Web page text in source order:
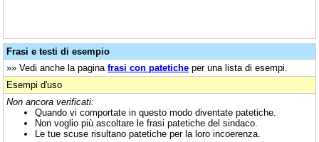
Frasi e testi di esempio
»» Vedi anche la pagina frasi con patetiche per una lista di esempi.
Esempi d'uso
Non ancora verificati:
Quando vi comportate in questo modo diventate patetiche.
Non voglio più ascoltare le frasi patetiche del sindaco.
Le tue scuse risultano patetiche per la loro incoerenza.